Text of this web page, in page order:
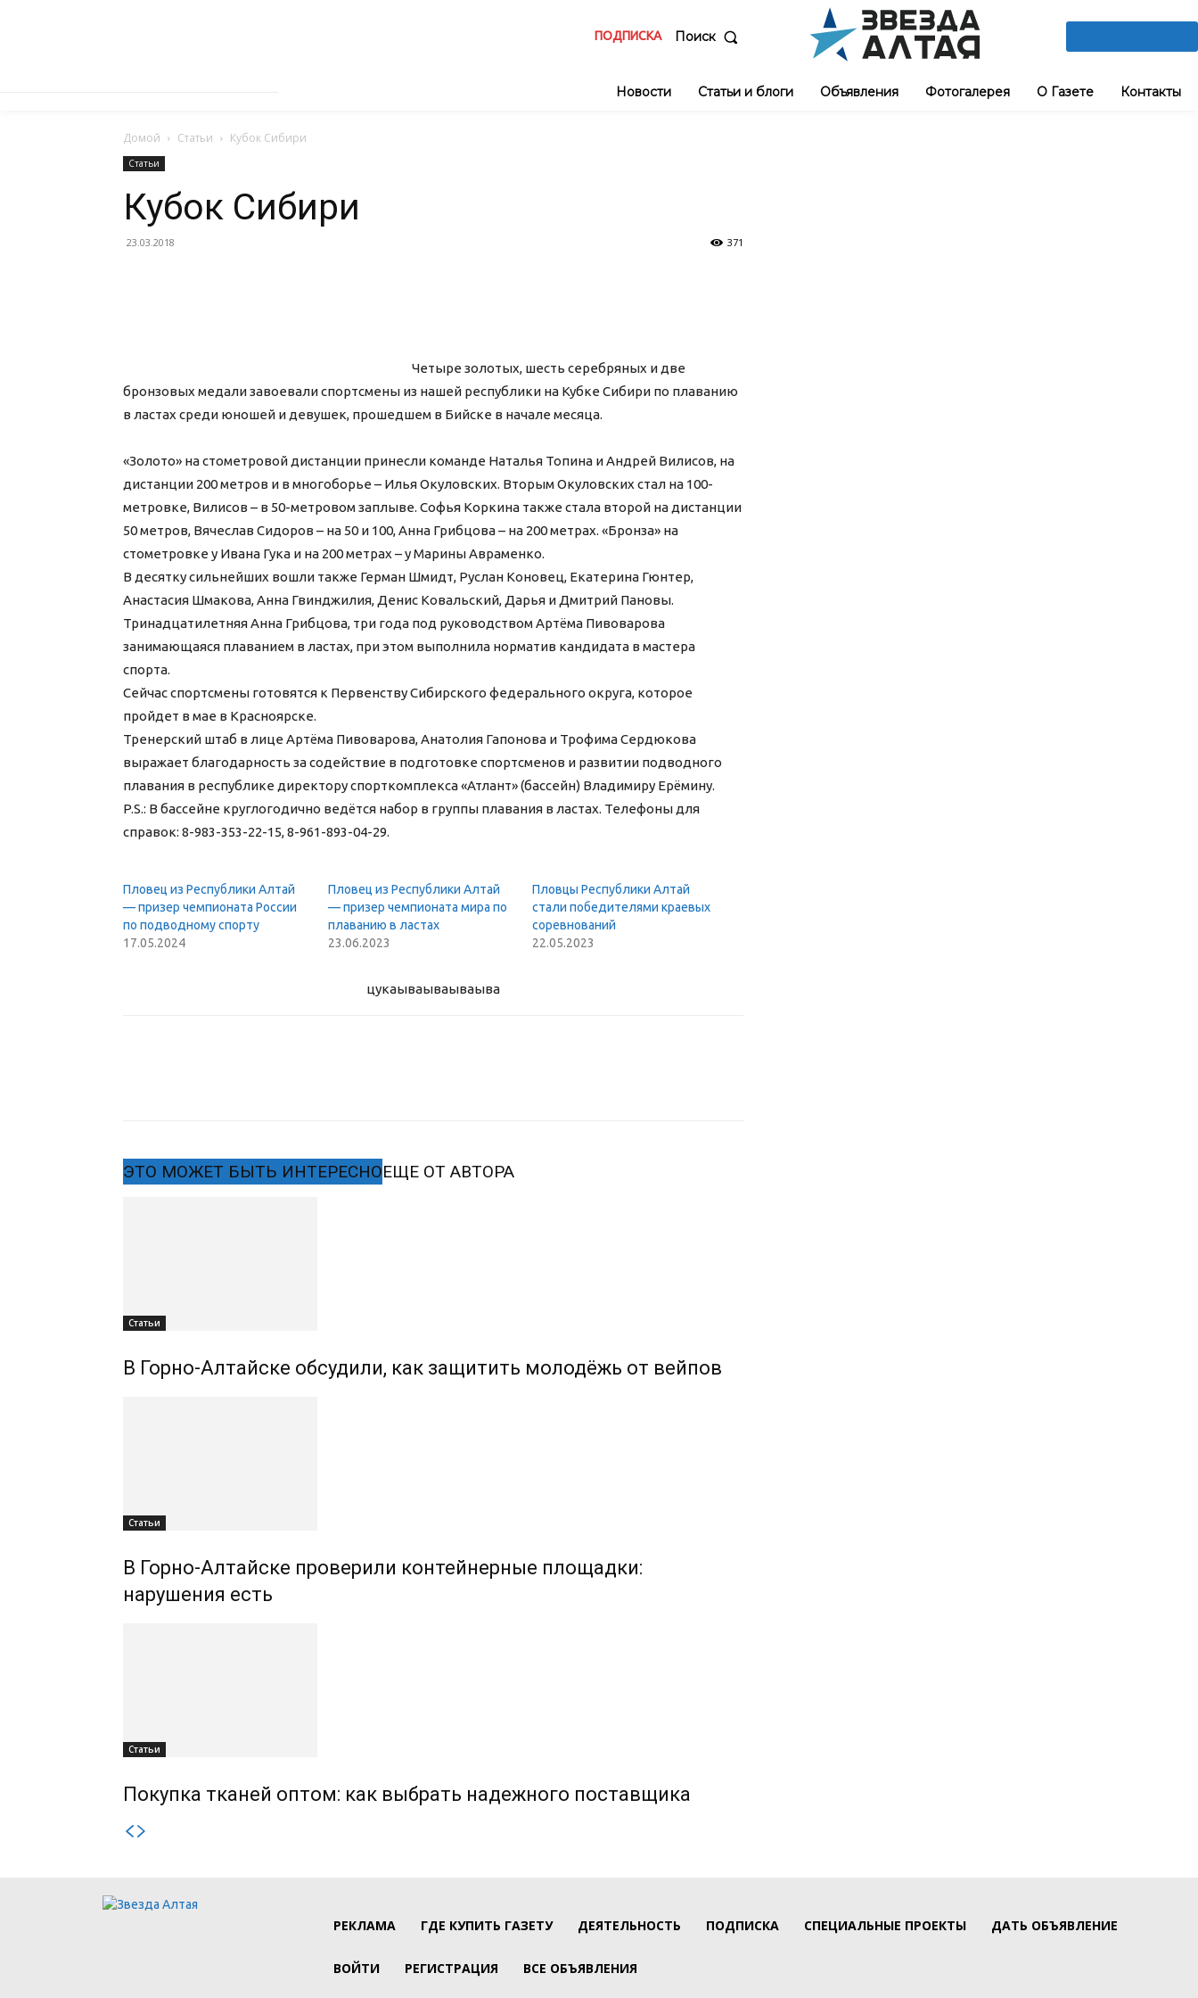
ПОДПИСКА Поиск
Новости Статьи и блоги Объявления Фотогалерея О Газете Контакты
Домой Статьи Кубок Сибири
Статьи
Кубок Сибири
23.03.2018 371
Четыре золотых, шесть серебряных и две
бронзовых медали завоевали спортсмены из нашей республики на Кубке Сибири по плаванию
в ластах среди юношей и девушек, прошедшем в Бийске в начале месяца.
«Золото» на стометровой дистанции принесли команде Наталья Топина и Андрей Вилисов, на
дистанции 200 метров и в многоборье – Илья Окуловских. Вторым Окуловских стал на 100-
метровке, Вилисов – в 50-метровом заплыве. Софья Коркина также стала второй на дистанции
50 метров, Вячеслав Сидоров – на 50 и 100, Анна Грибцова – на 200 метрах. «Бронза» на
стометровке у Ивана Гука и на 200 метрах – у Марины Авраменко.
В десятку сильнейших вошли также Герман Шмидт, Руслан Коновец, Екатерина Гюнтер,
Анастасия Шмакова, Анна Гвинджилия, Денис Ковальский, Дарья и Дмитрий Пановы.
Тринадцатилетняя Анна Грибцова, три года под руководством Артёма Пивоварова
занимающаяся плаванием в ластах, при этом выполнила норматив кандидата в мастера
спорта.
Сейчас спортсмены готовятся к Первенству Сибирского федерального округа, которое
пройдет в мае в Красноярске.
Тренерский штаб в лице Артёма Пивоварова, Анатолия Гапонова и Трофима Сердюкова
выражает благодарность за содействие в подготовке спортсменов и развитии подводного
плавания в республике директору спорткомплекса «Атлант» (бассейн) Владимиру Ерёмину.
P.S.: В бассейне круглогодично ведётся набор в группы плавания в ластах. Телефоны для
справок: 8-983-353-22-15, 8-961-893-04-29.
Пловец из Республики Алтай
— призер чемпионата России
по подводному спорту
17.05.2024
Пловец из Республики Алтай
— призер чемпионата мира по
плаванию в ластах
23.06.2023
Пловцы Республики Алтай
стали победителями краевых
соревнований
22.05.2023
цукаываываываыва
ЭТО МОЖЕТ БЫТЬ ИНТЕРЕСНОЕЩЕ ОТ АВТОРА
Статьи
В Горно-Алтайске обсудили, как защитить молодёжь от вейпов
Статьи
В Горно-Алтайске проверили контейнерные площадки:
нарушения есть
Статьи
Покупка тканей оптом: как выбрать надежного поставщика
РЕКЛАМА ГДЕ КУПИТЬ ГАЗЕТУ ДЕЯТЕЛЬНОСТЬ ПОДПИСКА СПЕЦИАЛЬНЫЕ ПРОЕКТЫ ДАТЬ ОБЪЯВЛЕНИЕ
ВОЙТИ РЕГИСТРАЦИЯ ВСЕ ОБЪЯВЛЕНИЯ